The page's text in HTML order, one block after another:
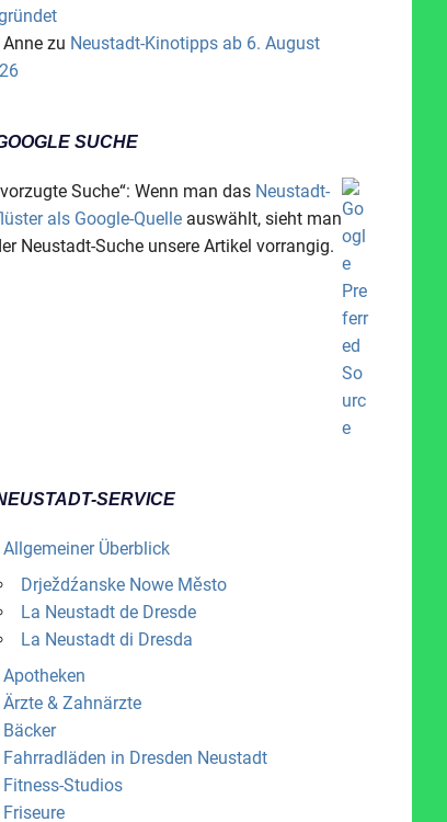
Annezu Neustadt-Kinotipps ab 6. August
SUCHE
Suche“: Wenn man das Neustadt-
als Google-Quelle auswählt, sieht man
Neustadt-Suche unsere Artikel vorrangig.
SERVICE
Allgemeiner Überblick
Drježdźanske Nowe Město
La Neustadt de Dresde
La Neustadt di Dresda
Apotheken
Ärzte & Zahnärzte
Bäcker
Fahrradläden in Dresden Neustadt
Fitness-Studios
Friseure